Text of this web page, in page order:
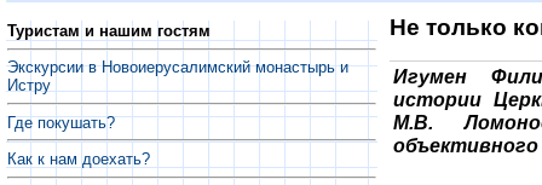
Туристам и нашим гостям
Экскурсии в Новоиерусалимский монастырь и
Истру
Где покушать?
Как к нам доехать?
Не только
Игумен
истории
М.В.